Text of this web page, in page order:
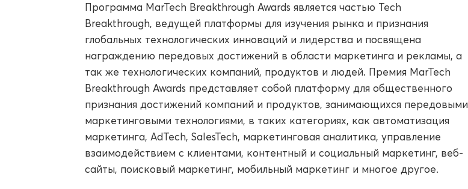
Программа MarTech Breakthrough Awards является частью Tech
Breakthrough, ведущей платформы для изучения рынка и признания
глобальных технологических инноваций и лидерства и посвящена
награждению передовых достижений в области маркетинга и рекламы, а
так же технологических компаний, продуктов и людей. Премия MarTech
Breakthrough Awards представляет собой платформу для общественного
признания достижений компаний и продуктов, занимающихся передовыми
маркетинговыми технологиями, в таких категориях, как автоматизация
маркетинга, AdTech, SalesTech, маркетинговая аналитика, управление
взаимодействием с клиентами, контентный и социальный маркетинг, веб-
сайты, поисковый маркетинг, мобильный маркетинг и многое другое.